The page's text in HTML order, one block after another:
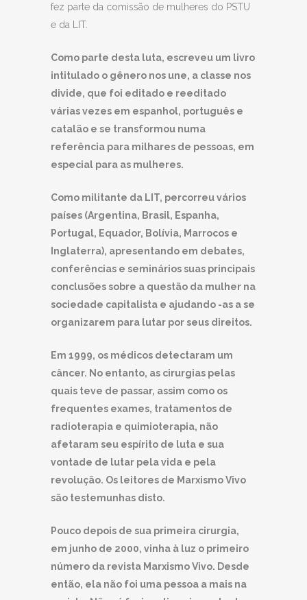
fez parte da comissão de mulheres do PSTU
e da LIT.
Como parte desta luta, escreveu um livro
intitulado o gênero nos une, a classe nos
divide, que foi editado e reeditado
várias vezes em espanhol, português e
catalão e se transformou numa
referência para milhares de pessoas, em
especial para as mulheres.
Como militante da LIT, percorreu vários
países (Argentina, Brasil, Espanha,
Portugal, Equador, Bolívia, Marrocos e
Inglaterra), apresentando em debates,
conferências e seminários suas principais
conclusões sobre a questão da mulher na
sociedade capitalista e ajudando -as a se
organizarem para lutar por seus direitos.
Em 1999, os médicos detectaram um
câncer. No entanto, as cirurgias pelas
quais teve de passar, assim como os
frequentes exames, tratamentos de
radioterapia e quimioterapia, não
afetaram seu espírito de luta e sua
vontade de lutar pela vida e pela
revolução. Os leitores de Marxismo Vivo
são testemunhas disto.
Pouco depois de sua primeira cirurgia,
em junho de 2000, vinha à luz o primeiro
número da revista Marxismo Vivo. Desde
então, ela não foi uma pessoa a mais na